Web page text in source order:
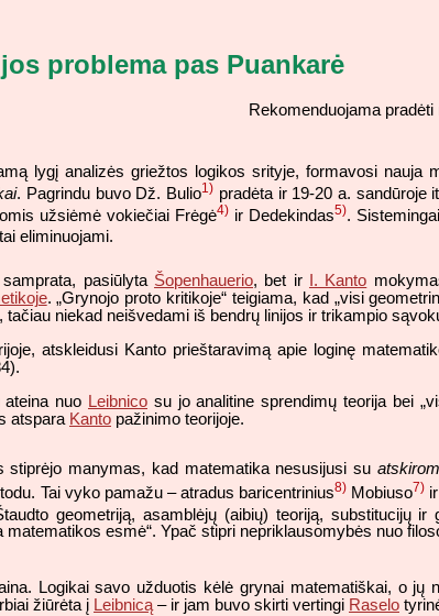
problema pas Puankarė
Rekomenduojama pradėti
lygį analizės griežtos logikos srityje, formavosi nauja
. Pagrindu buvo Dž. Bulio1) pradėta ir 19-20 a. sandūroje
užsiėmė vokiečiai Frėgė4) ir Dedekindas5).
eliminuojami.
pasiūlyta Šopenhauerio, bet ir I. Kanto
. „Grynojo proto kritikoje“ teigiama, kad „visi
niekad neišvedami iš bendrų linijos ir trikampio
atskleidusi Kanto prieštaravimą apie loginę
nuo Leibnico su jo analitine sprendimų teorija bei
atspara Kanto pažinimo teorijoje.
manymas, kad matematika nesusijusi su
Tai vyko pamažu – atradus baricentrinius8)Mobiuso7)ir
geometriją, asamblėjų (aibių) teoriją, substitucijų
esmė“. Ypač stipri nepriklausomybės nuo
Logikai savo užduotis kėlė grynai matematiškai, o jų
žiūrėta į Leibnicą – ir jam buvo skirti vertingi Raselo